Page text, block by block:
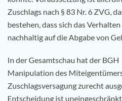
Zuschlags nach § 83 Nr. 6 ZVG,
bestehen, dass sich das
nachhaltig auf die Abgabe von
In der Gesamtschau hat der BGH
Manipulation des
Zuschlagsversagung zurecht
Entscheidung ist